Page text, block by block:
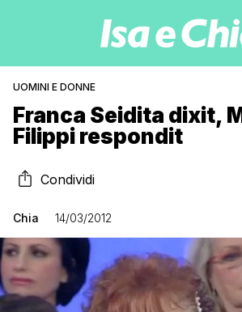
UOMINI E DONNE
Franca Seidita dixit,
Filippi respondit
Condividi
Chia 14/03/2012